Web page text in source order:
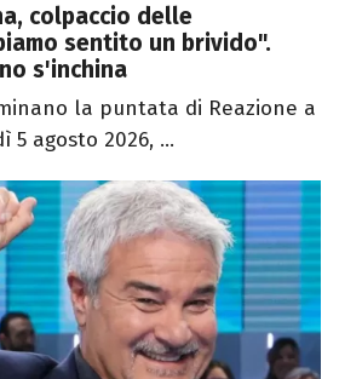
colpaccio delle
sentito un brivido".
s'inchina
la puntata di Reazione a
5 agosto 2026, ...